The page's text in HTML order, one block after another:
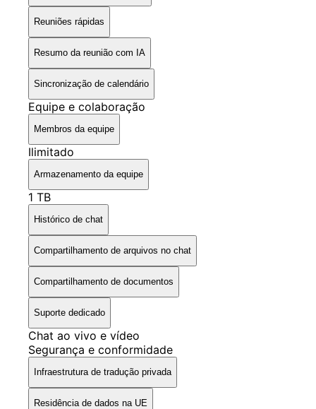
Reuniões rápidas
Resumo da reunião com IA
Sincronização de calendário
Equipe e colaboração
Membros da equipe
Ilimitado
Armazenamento da equipe
1 TB
Histórico de chat
Compartilhamento de arquivos no chat
Compartilhamento de documentos
Suporte dedicado
Chat ao vivo e vídeo
Segurança e conformidade
Infraestrutura de tradução privada
Residência de dados na UE